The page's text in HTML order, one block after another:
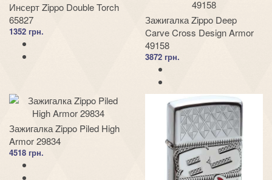
Инсерт Zippo Double Torch
65827
1352 грн.
Зажигалка Zippo Deep
Carve Cross Design Armor
49158
3872 грн.
Зажигалка Zippo Piled High
Armor 29834
4518 грн.